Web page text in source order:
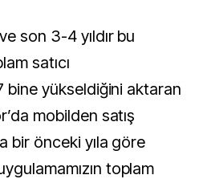
son 3-4 yıldır bu
satıcı
bine yükseldiğini aktaran
mobilden satış
bir önceki yıla göre
toplam